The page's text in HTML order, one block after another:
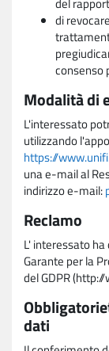
di
consenso
Modalità di
L'interessato
utilizzando
https://
una e-mail al
indirizzo e-mail:
Reclamo
L' interessato
Garante per la
del GDPR
dati